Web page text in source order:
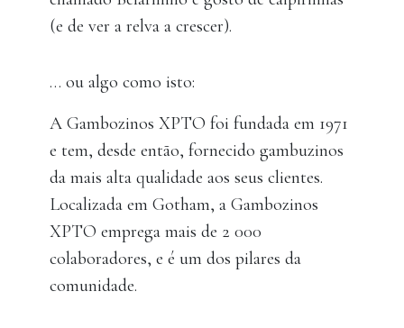
(e de ver a relva a crescer).
… ou algo como isto:
A Gambozinos XPTO foi fundada em 1971
e tem, desde então, fornecido gambuzinos
da mais alta qualidade aos seus clientes.
Localizada em Gotham, a Gambozinos
XPTO emprega mais de 2 000
colaboradores, e é um dos pilares da
comunidade.